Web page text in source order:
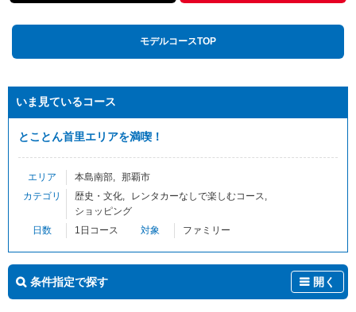
モデルコースTOP
いま見ているコース
とことん首里エリアを満喫！
エリア 本島南部
那覇市
カテゴリ
歴史・文化
レンタカーなしで楽しむコース
ショッピング
日数
1日コース 対象 ファミリー
条件指定で探す 開く